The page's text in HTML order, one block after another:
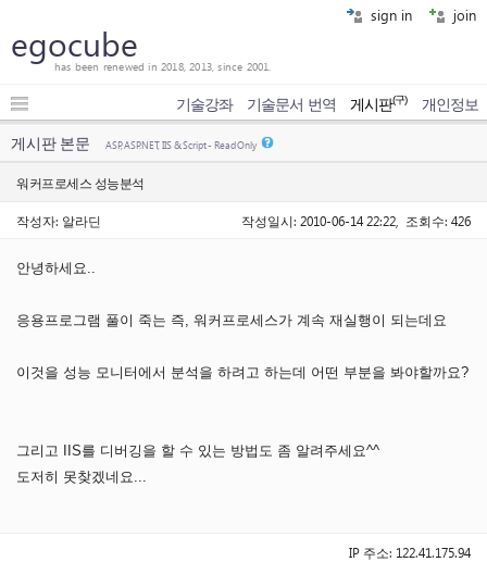
sign in join
egocube
has been renewed in 2018, 2013, since 2001.
기술강좌 기술문서 번역 게시판(구) 개인정보
게시판 본문 ASP, ASP.NET, IIS & Script - Read Only
워커프로세스 성능분석
작성자: 알라딘 작성일시: 2010-06-14 22:22, 조회수: 426
안녕하세요..
응용프로그램 풀이 죽는 즉, 워커프로세스가 계속 재실행이 되는데요
이것을 성능 모니터에서 분석을 하려고 하는데 어떤 부분을 봐야할까요?
그리고 IIS를 디버깅을 할 수 있는 방법도 좀 알려주세요^^
도저히 못찾겠네요...
IP 주소: 122.41.175.94